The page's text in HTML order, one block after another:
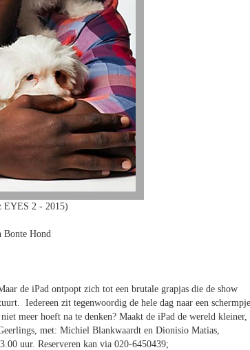
EYES 2 - 2015)
Bonte Hond
de iPad ontpopt zich tot een brutale grapjas die de show
Iedereen zit tegenwoordig de hele dag naar een schermpje
meer hoeft na te denken? Maakt de iPad de wereld kleiner,
met: Michiel Blankwaardt en Dionisio Matias,
uur. Reserveren kan via 020-6450439;